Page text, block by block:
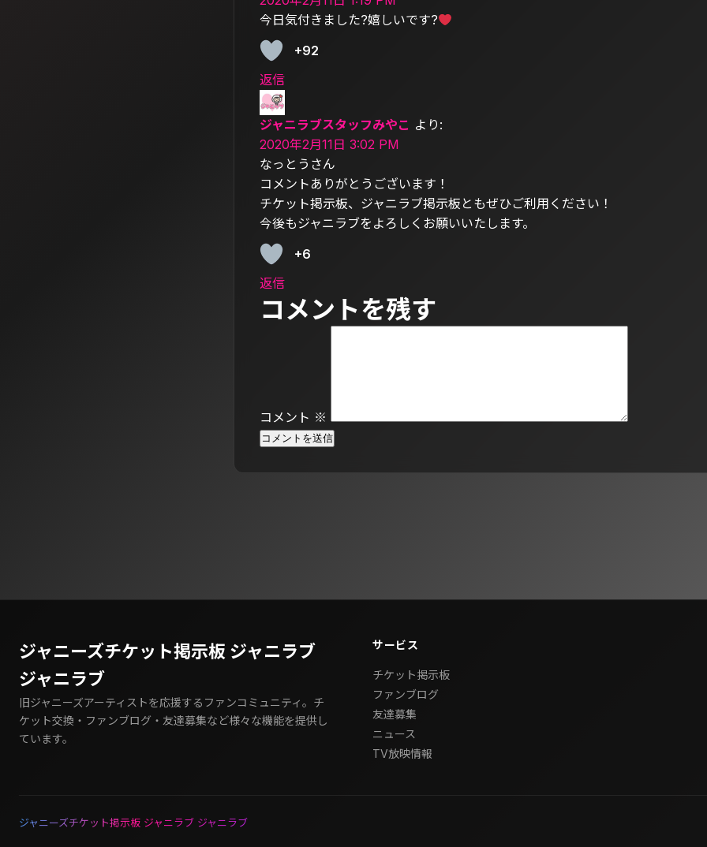
今日気付きました?嬉しいです?
+92
返信
ジャニラブスタッフみやこ より:
2020年2月11日 3:02 PM
なっとうさん
コメントありがとうございます！
チケット掲示板、ジャニラブ掲示板ともぜひご利用ください！
今後もジャニラブをよろしくお願いいたします。
+6
返信
コメントを残す
コメント ※
ジャニーズチケット掲示板 ジャニラブ
ジャニラブ
旧ジャニーズアーティストを応援するファンコミュニティ。チ
ケット交換・ファンブログ・友達募集など様々な機能を提供し
ています。
サービス
チケット掲示板
ファンブログ
友達募集
ニュース
TV放映情報
ジャニーズチケット掲示板 ジャニラブ ジャニラブ